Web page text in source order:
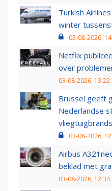
Turkish
winter
03-08-2026,
Netflix
over
03-08-2026, 13:22
Brussel geeft
Nederlandse
03-08-2026,
Airbus
beklad met
03-08-2026, 12:34